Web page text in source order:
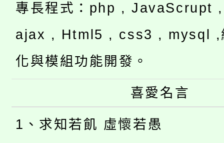
專長程式：php , JavaScrupt
ajax , Html5 , css3 , mysql ,
化與模組功能開發。
喜愛名言
1、求知若飢 虛懷若愚